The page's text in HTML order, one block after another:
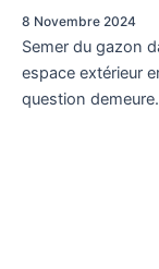
8 Novembre 2024
Semer du gazon
espace extérieur
question